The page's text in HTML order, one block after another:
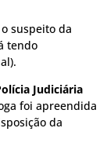
suspeito da
tendo
Judiciária
foi apreendida
da